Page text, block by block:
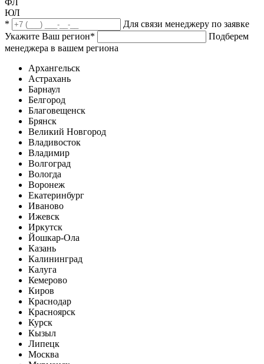
ФЛ
ЮЛ
*
Для связи менеджеру по заявке
Укажите Ваш регион*
Подберем
менеджера в вашем региона
Архангельск
Астрахань
Барнаул
Белгород
Благовещенск
Брянск
Великий Новгород
Владивосток
Владимир
Волгоград
Вологда
Воронеж
Екатеринбург
Иваново
Ижевск
Иркутск
Йошкар-Ола
Казань
Калининград
Калуга
Кемерово
Киров
Краснодар
Красноярск
Курск
Кызыл
Липецк
Москва